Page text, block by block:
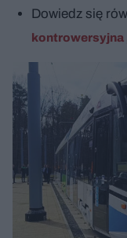
Dowiedz się
kontrowersyjna